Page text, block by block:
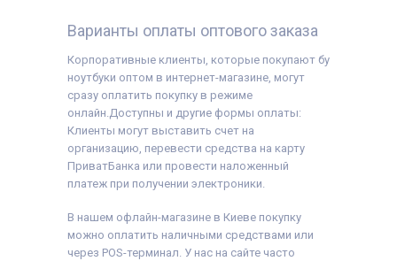
Варианты оплаты оптового заказа
Корпоративные клиенты, которые покупают бу
ноутбуки оптом в интернет-магазине, могут
сразу оплатить покупку в режиме
онлайн.Доступны и другие формы оплаты:
Клиенты могут выставить счет на
организацию, перевести средства на карту
ПриватБанка или провести наложенный
платеж при получении электроники.
В нашем офлайн-магазине в Киеве покупку
можно оплатить наличными средствами или
через POS-терминал. У нас на сайте часто